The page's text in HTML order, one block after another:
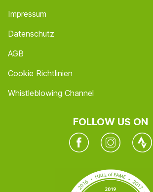
Impressum
Datenschutz
AGB
Cookie Richtlinien
Whistleblowing Channel
FOLLOW US ON
FacebookInstagramTwitter